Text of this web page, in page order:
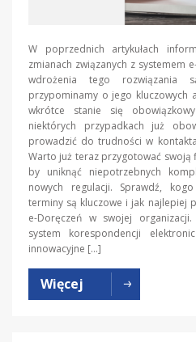
W poprzednich artykułach
zmianach związanych z systemem
wdrożenia tego rozwiązania
przypominamy o jego kluczowych
wkrótce stanie się
niektórych przypadkach już
prowadzić do trudności w
Warto już teraz przygotować swoją
by uniknąć niepotrzebnych
nowych regulacji. Sprawdź,
terminy są kluczowe i jak najlepiej
e-Doręczeń w swojej
system korespondencji
innowacyjne […]
Więcej